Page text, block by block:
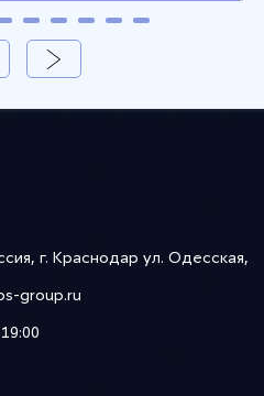
г. Краснодар ул. Одесская,
group.ru